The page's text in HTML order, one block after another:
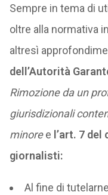
Sempre in tema di
oltre alla normativa
altresì
dell’Autorità
Rimozione da un
giurisdizionali
minoree l’art. 7
giornalisti:
Al fine di